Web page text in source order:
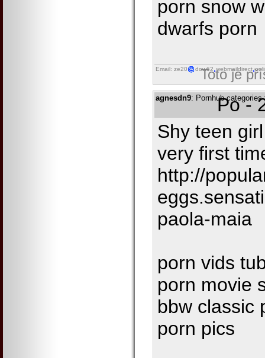
porn snow
dwarfs porn
Email: ze20 dow62 webmaildirect
Toto je
agnesdn9: PornhubPo -
Shy teen
very first
http://
paola-maia
porn vids
porn movie
bbw classic
porn pics